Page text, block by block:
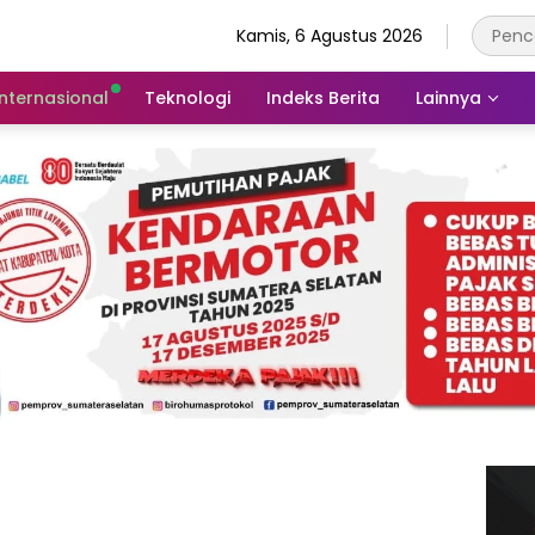
Kamis, 6 Agustus 2026
Teknologi Indeks Berita Lainnya